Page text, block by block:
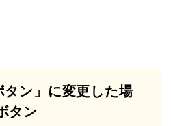
ン」に変更した場
タン